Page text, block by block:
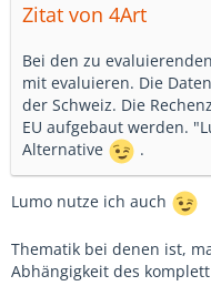
Zitat von 4Art
Bei den zu
mit evaluieren. Die
der Schweiz. Die
EU aufgebaut werden.
Alternative
.
Lumo nutze ich auch
Thematik bei denen ist,
Abhängigkeit des komplett